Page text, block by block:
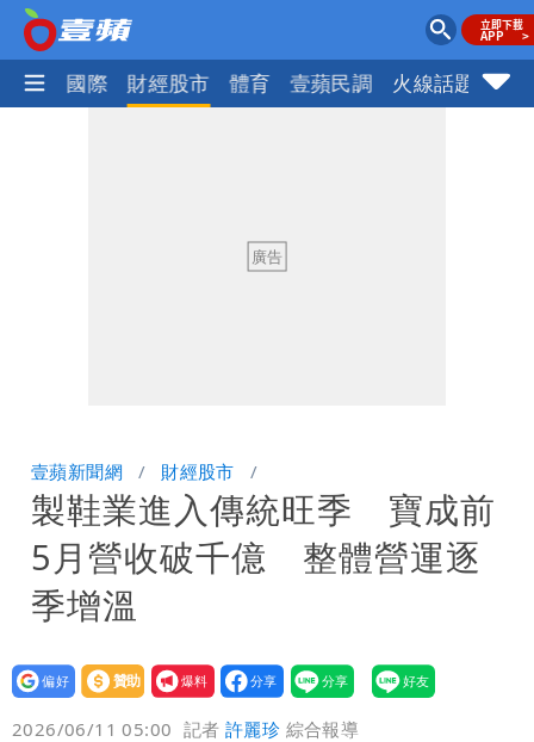
社會 國際 財經股市 體育 壹蘋民調 火線話題
壹蘋新聞網 財經股市
製鞋業進入傳統旺季 寶成前
5月營收破千億 整體營運逐
季增溫
設為
贊助
我要
爆料
2026/06/11 05:00 記者許麗珍 綜合報導